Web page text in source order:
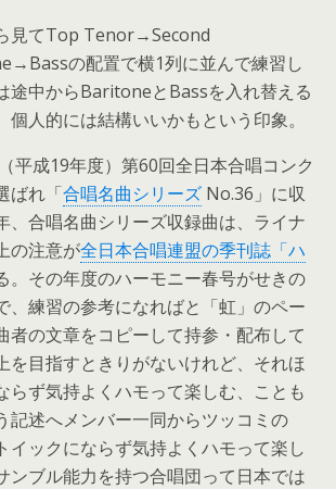
見てTop Tenor→Second
の配置で横1列に並んで練習し
途中からBaritoneとBassを入れ替える
個人的には結構いいかもという印象。
平成19年度）第60回全日本合唱コンク
ばれ「合唱名曲シリーズ No.36」に収
、合唱名曲シリーズ収録曲は、ライナ
の注意が全日本合唱連盟の季刊誌「ハ
。その年度のハーモニー春号がせきの
、練習の参考になればと「虹」のペー
者の文章をコピーして持参・配布して
を目指すときりがないけれど、それほ
らず気持よくハモって楽しむ、ことも
記述へメンバー一同からツッコミの
イックにならず気持よくハモって楽し
ンブル能力を持つ合唱団って日本では